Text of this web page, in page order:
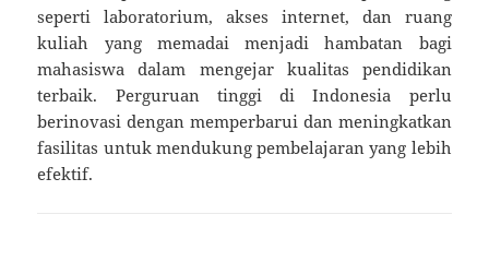
seperti laboratorium, akses internet, dan ruang
kuliah yang memadai menjadi hambatan bagi
mahasiswa dalam mengejar kualitas pendidikan
terbaik. Perguruan tinggi di Indonesia perlu
berinovasi dengan memperbarui dan meningkatkan
fasilitas untuk mendukung pembelajaran yang lebih
efektif.